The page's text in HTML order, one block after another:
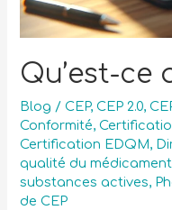
Qu’est-ce
Blog /CEP,CEP 2.0,
Conformité,
Certification EDQM,
qualité du médicament
substances actives,
de CEP